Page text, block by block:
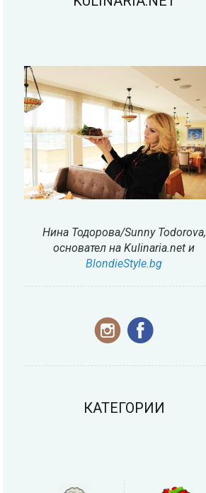
Нина Тодорова/Sunny Todorova,
основател на Kulinaria.net и
BlondieStyle.bg
КАТЕГОРИИ